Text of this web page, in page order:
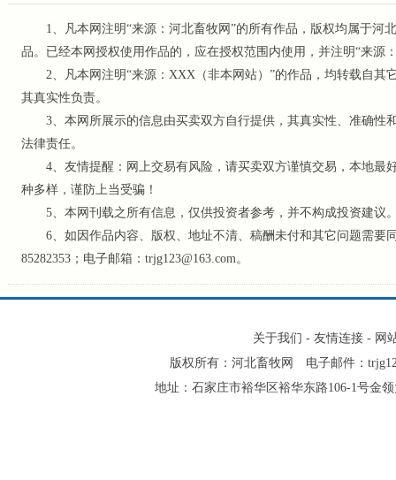
1、凡本网注明“来源：河北畜牧网”的所有作品，版权均属于河
品。已经本网授权使用作品的，应在授权范围内使用，并注明“来源
2、凡本网注明“来源：XXX（非本网站）”的作品，均转载自其
其真实性负责。
3、本网所展示的信息由买卖双方自行提供，其真实性、准确性
法律责任。
4、友情提醒：网上交易有风险，请买卖双方谨慎交易，本地最
种多样，谨防上当受骗！
5、本网刊载之所有信息，仅供投资者参考 ，并不构成投资建议
6、如因作品内容、版权、地址不清、稿酬未付和其它问题需要
85282353；电子邮箱：trjg123@163.com。
关于我们 - 友情连接 - 网
版权所有：河北畜牧网 电子邮件：
地址：石家庄市裕华区裕华东路106-1号金领